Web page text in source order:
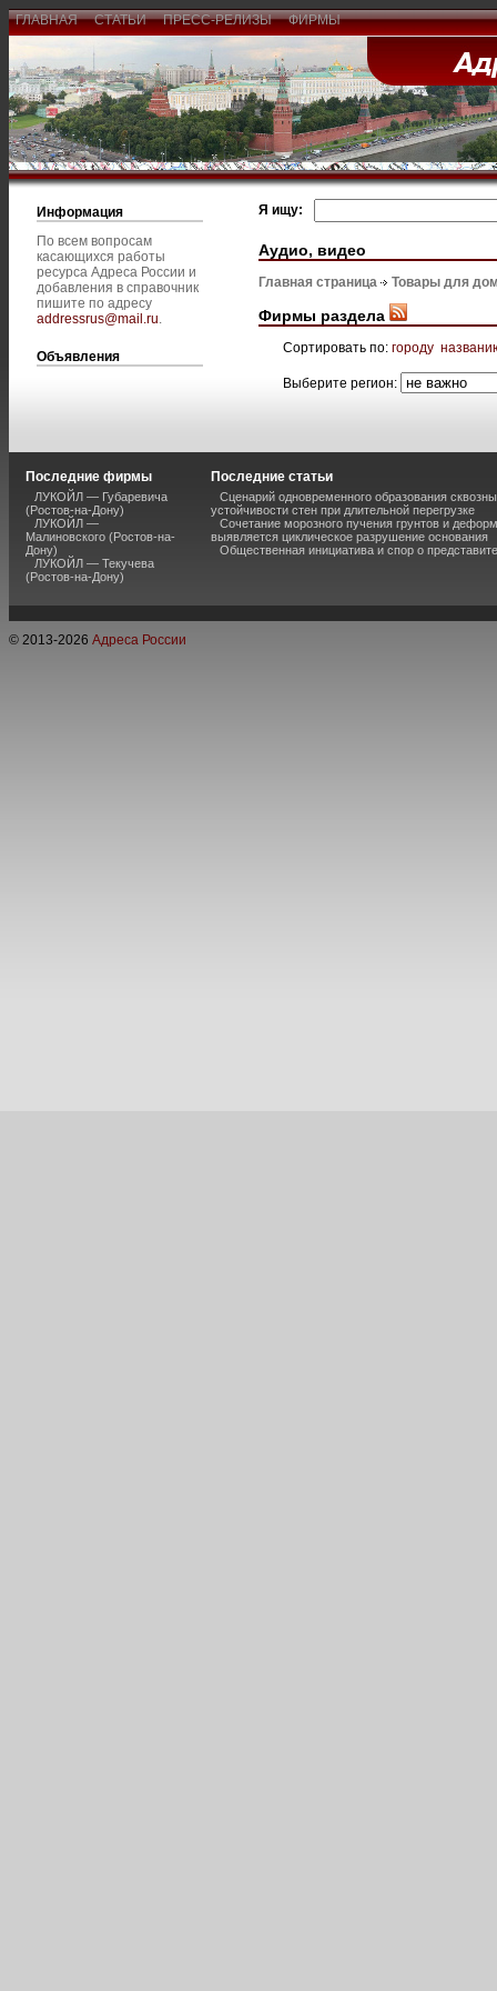
ГЛАВНАЯ СТАТЬИ ПРЕСС-РЕЛИЗЫ ФИРМЫ
Информация
По всем вопросам
касающихся работы
ресурса Адреса России и
добавления в справочник
пишите по адресу
addressrus@mail.ru.
Объявления
Я ищу:
Аудио, видео
Главная страница Товары для
Фирмы раздела
Сортировать по: городу
Выберите регион:
Последние фирмы
ЛУКОЙЛ — Губаревича
(Ростов-на-Дону)
ЛУКОЙЛ —
Малиновского (Ростов-на-
Дону)
ЛУКОЙЛ — Текучева
(Ростов-на-Дону)
Последние статьи
Сценарий одновременного образования
устойчивости стен при длительной перегрузке
Сочетание морозного пучения грунтов и
выявляется циклическое разрушение основания
Общественная инициатива и спор о
© 2013-2026 Адреса России